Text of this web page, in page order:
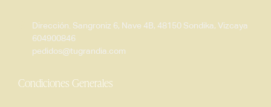
Dirección. Sangroniz 6, Nave 4B, 48150 Sondika, Vizcaya
604900846
pedidos@tugrandia.com
Condiciones Generales